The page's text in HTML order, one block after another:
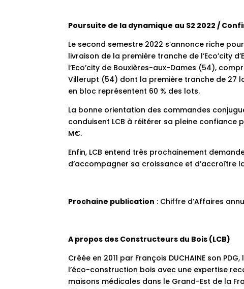
Poursuite de la dynamique au S2 2022 /
Le second semestre 2022 s’annonce riche
livraison de la première tranche de l’Eco’city
l’Eco’city de Bouxières-aux-Dames (54),
Villerupt (54) dont la première tranche de 27
en bloc représentent 60 % des lots.
La bonne orientation des commandes
conduisent LCB à réitérer sa pleine confiance
M€.
Enfin, LCB entend très prochainement
d’accompagner sa croissance et d’accroître
Prochaine publication : Chiffre d’Affaires
A propos des Constructeurs du Bois (LCB)
Créée en 2011 par François DUCHAINE son
l’éco-construction bois avec une expertise
maisons médicales dans le Grand-Est de la